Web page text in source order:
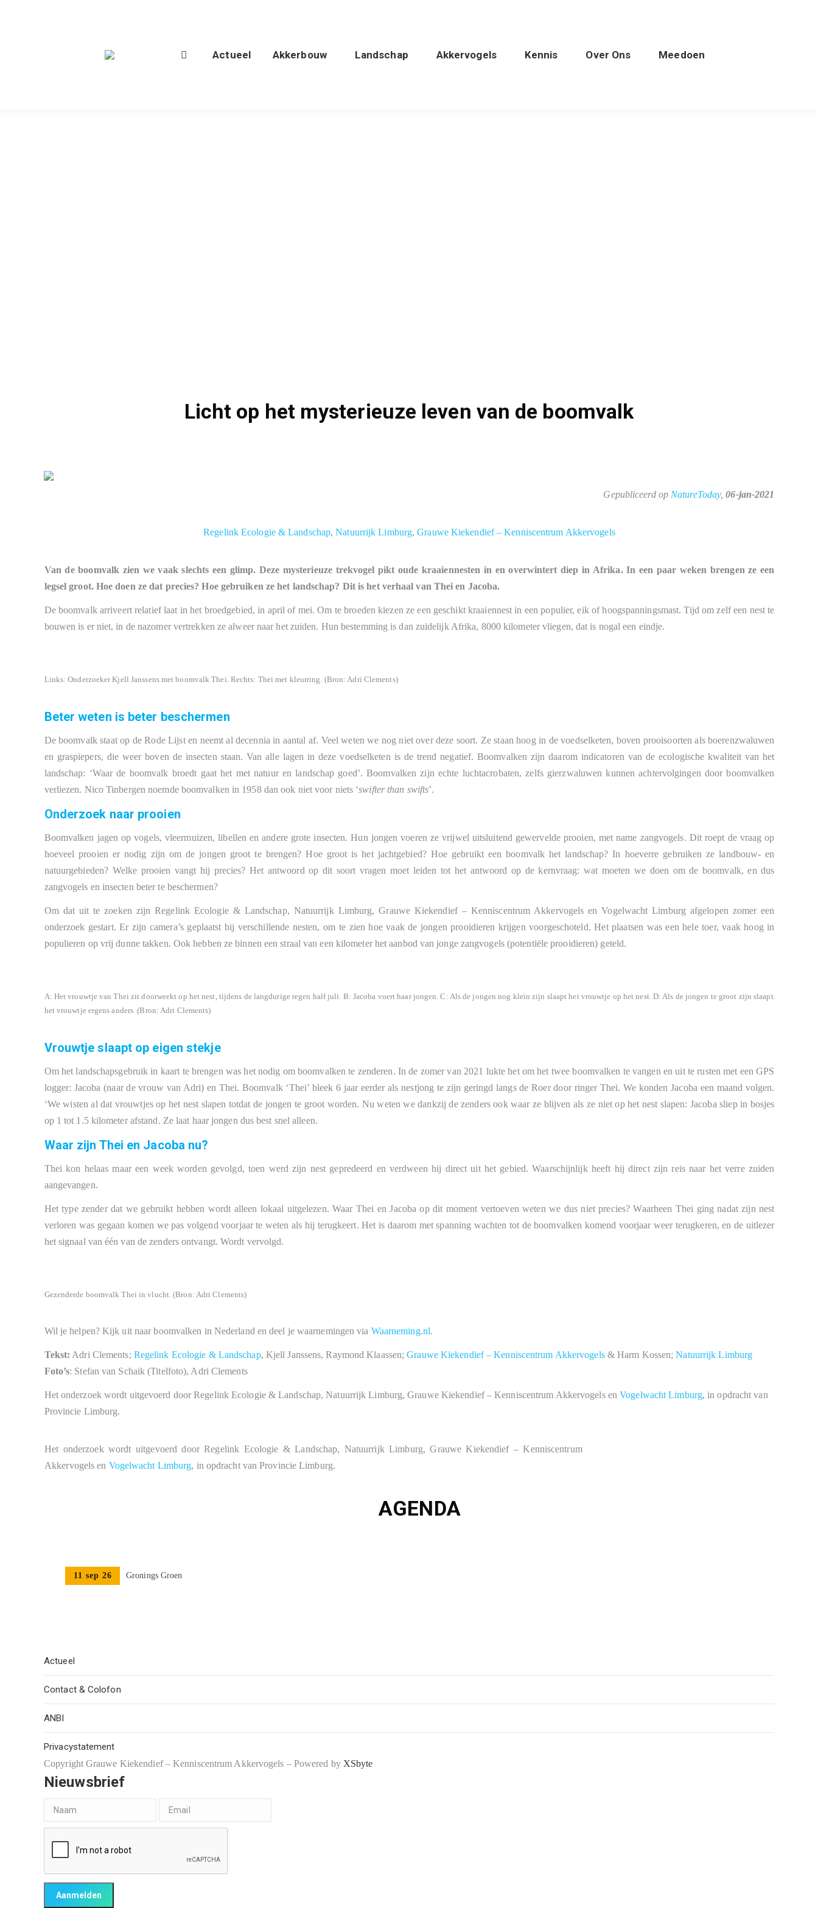
Actueel Akkerbouw Landschap Akkervogels Kennis Over Ons Meedoen
Licht op het mysterieuze leven van de boomvalk
Gepubliceerd op NatureToday,06-jan-2021
Regelink Ecologie & Landschap,Natuurrijk Limburg,Grauwe Kiekendief – Kenniscentrum Akkervogels
Van de boomvalk zien we vaak slechts een glimp. Deze mysterieuze trekvogel pikt oude kraaiennesten in en overwintert diep in Afrika. In een paar weken brengen ze een
legsel groot. Hoe doen ze dat precies? Hoe gebruiken ze het landschap? Dit is het verhaal van Thei en Jacoba.
De boomvalk arriveert relatief laat in het broedgebied, in april of mei. Om te broeden kiezen ze een geschikt kraaiennest in een populier, eik of hoogspanningsmast. Tijd om zelf een nest te
bouwen is er niet, in de nazomer vertrekken ze alweer naar het zuiden. Hun bestemming is dan zuidelijk Afrika, 8000 kilometer vliegen, dat is nogal een eindje.
Links: Onderzoeker Kjell Janssens met boomvalk Thei. Rechts: Thei met kleurring. (Bron: Adri Clements)
Beter weten is beter beschermen
De boomvalk staat op de Rode Lijst en neemt al decennia in aantal af. Veel weten we nog niet over deze soort. Ze staan hoog in de voedselketen, boven prooisoorten als boerenzwaluwen
en graspiepers, die weer boven de insecten staan. Van alle lagen in deze voedselketen is de trend negatief. Boomvalken zijn daarom indicatoren van de ecologische kwaliteit van het
landschap: ‘Waar de boomvalk broedt gaat het met natuur en landschap goed’. Boomvalken zijn echte luchtacrobaten, zelfs gierzwaluwen kunnen achtervolgingen door boomvalken
verliezen. Nico Tinbergen noemde boomvalken in 1958 dan ook niet voor niets ‘swifter than swifts’.
Onderzoek naar prooien
Boomvalken jagen op vogels, vleermuizen, libellen en andere grote insecten. Hun jongen voeren ze vrijwel uitsluitend gewervelde prooien, met name zangvogels. Dit roept de vraag op
hoeveel prooien er nodig zijn om de jongen groot te brengen? Hoe groot is het jachtgebied? Hoe gebruikt een boomvalk het landschap? In hoeverre gebruiken ze landbouw- en
natuurgebieden? Welke prooien vangt hij precies? Het antwoord op dit soort vragen moet leiden tot het antwoord op de kernvraag: wat moeten we doen om de boomvalk, en dus
zangvogels en insecten beter te beschermen?
Om dat uit te zoeken zijn Regelink Ecologie & Landschap, Natuurrijk Limburg, Grauwe Kiekendief – Kenniscentrum Akkervogels en Vogelwacht Limburg afgelopen zomer een
onderzoek gestart. Er zijn camera’s geplaatst bij verschillende nesten, om te zien hoe vaak de jongen prooidieren krijgen voorgeschoteld. Het plaatsen was een hele toer, vaak hoog in
populieren op vrij dunne takken. Ook hebben ze binnen een straal van een kilometer het aanbod van jonge zangvogels (potentiële prooidieren) geteld.
A: Het vrouwtje van Thei zit doorweekt op het nest, tijdens de langdurige regen half juli. B: Jacoba voert haar jongen. C: Als de jongen nog klein zijn slaapt het vrouwtje op het nest. D: Als de jongen te groot zijn slaapt
het vrouwtje ergens anders. (Bron: Adri Clements)
Vrouwtje slaapt op eigen stekje
Om het landschapsgebruik in kaart te brengen was het nodig om boomvalken te zenderen. In de zomer van 2021 lukte het om het twee boomvalken te vangen en uit te rusten met een GPS
logger: Jacoba (naar de vrouw van Adri) en Thei. Boomvalk ‘Thei’ bleek 6 jaar eerder als nestjong te zijn geringd langs de Roer door ringer Thei. We konden Jacoba een maand volgen.
‘We wisten al dat vrouwtjes op het nest slapen totdat de jongen te groot worden. Nu weten we dankzij de zenders ook waar ze blijven als ze niet op het nest slapen: Jacoba sliep in bosjes
op 1 tot 1.5 kilometer afstand. Ze laat haar jongen dus best snel alleen.
Waar zijn Thei en Jacoba nu?
Thei kon helaas maar een week worden gevolgd, toen werd zijn nest gepredeerd en verdween hij direct uit het gebied. Waarschijnlijk heeft hij direct zijn reis naar het verre zuiden
aangevangen.
Het type zender dat we gebruikt hebben wordt alleen lokaal uitgelezen. Waar Thei en Jacoba op dit moment vertoeven weten we dus niet precies? Waarheen Thei ging nadat zijn nest
verloren was gegaan komen we pas volgend voorjaar te weten als hij terugkeert. Het is daarom met spanning wachten tot de boomvalken komend voorjaar weer terugkeren, en de uitlezer
het signaal van één van de zenders ontvangt. Wordt vervolgd.
Gezenderde boomvalk Thei in vlucht. (Bron: Adri Clements)
Wil je helpen? Kijk uit naar boomvalken in Nederland en deel je waarnemingen via Waarneming.nl.
Tekst: Adri Clements; Regelink Ecologie & Landschap, Kjell Janssens, Raymond Klaassen;Grauwe Kiekendief – Kenniscentrum Akkervogels& Harm Kossen;Natuurrijk Limburg
Foto’s: Stefan van Schaik (Titelfoto), Adri Clements
Het onderzoek wordt uitgevoerd door Regelink Ecologie & Landschap, Natuurrijk Limburg, Grauwe Kiekendief – Kenniscentrum Akkervogels enVogelwacht Limburg, in opdracht van
Provincie Limburg.
Het onderzoek wordt uitgevoerd door Regelink Ecologie & Landschap, Natuurrijk Limburg, Grauwe Kiekendief – Kenniscentrum
Akkervogels en Vogelwacht Limburg, in opdracht van Provincie Limburg.
AGENDA
11 sep 26 Gronings Groen
Actueel
Contact & Colofon
ANBI
Privacystatement
Copyright Grauwe Kiekendief – Kenniscentrum Akkervogels – Powered by XSbyte
Nieuwsbrief